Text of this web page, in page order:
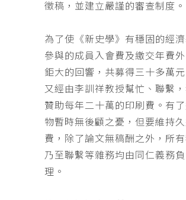
徵稿，並建立嚴謹的審查制度。
為了使《新史學》有穩固的經
參與的成員入會費及繳交年費
鉅大的回響，共募得三十多萬
又經由李訓祥教授幫忙、聯繫
贊助每年二十萬的印刷費。有
物暫時無後顧之憂，但要維持
費，除了論文無稿酬之外，所
乃至聯繫等雜務均由同仁義務
理。